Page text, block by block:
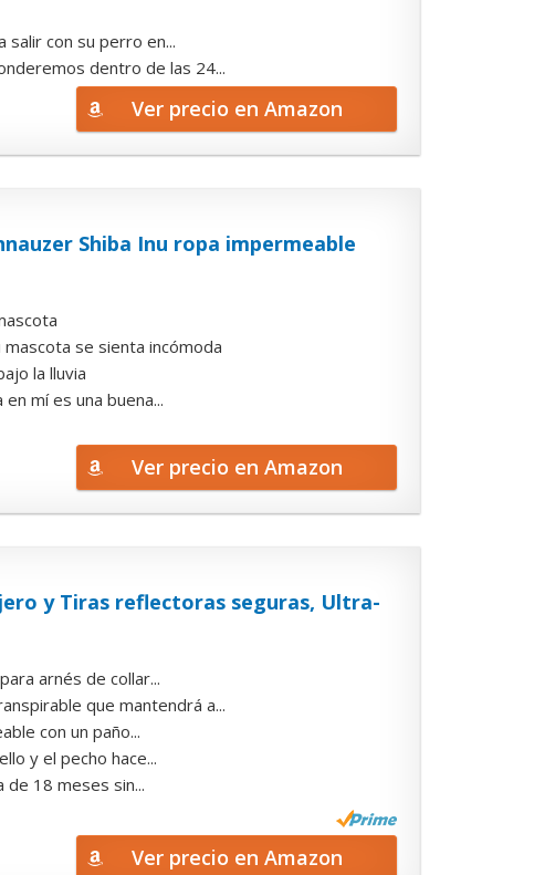
salir con su perro en...
dentro de las 24...
Ver precio en Amazon
Shiba Inu ropa impermeable
se sienta incómoda
la lluvia
mí es una buena...
Ver precio en Amazon
y Tiras reflectoras seguras, Ultra-
arnés de collar...
que mantendrá a...
con un paño...
y el pecho hace...
18 meses sin...
Ver precio en Amazon